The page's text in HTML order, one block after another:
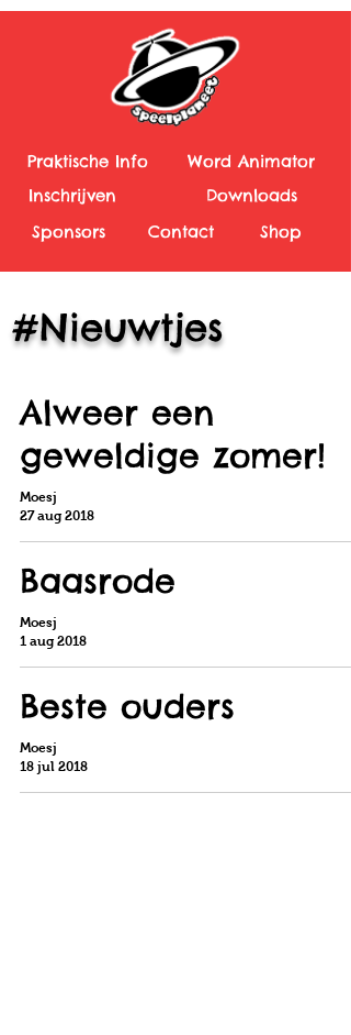
Praktische Info
Inschrijven
Word Animator
Downloads
Sponsors
Contact Shop
#Nieuwtjes
Alweer een
geweldige zomer!
Moesj
27 aug 2018
Baasrode
Moesj
1 aug 2018
Beste ouders
Moesj
18 jul 2018